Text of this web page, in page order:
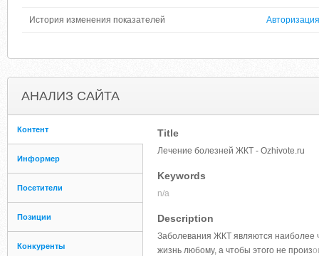
История изменения показателей Авторизация
АНАЛИЗ САЙТА
Контент
Информер
Посетители
Позиции
Конкуренты
Title
Лечение болезней ЖКТ - Ozhivote.ru
Keywords
n/a
Description
Заболевания ЖКТ являются наиболее
жизнь любому, а чтобы этого не произ